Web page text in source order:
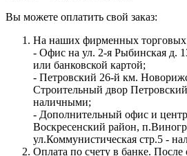
Вы можете оплатить свой заказ:
На наших фирменных торговых
- Офис на ул. 2-я Рыбинская д.
или банковской картой;
- Петровский 26-й км.
Строительный двор
наличными;
- Дополнительный офис и
Воскресенский район,
ул.Коммунистическая стр.5 -
Оплата по счету в банке. После